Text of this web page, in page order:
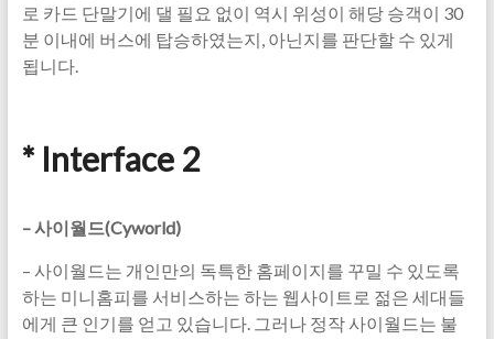
로 카드 단말기에 댈 필요 없이 역시 위성이 해당 승객이 30
분 이내에 버스에 탑승하였는지, 아닌지를 판단할 수 있게
됩니다.
* Interface 2
– 사이월드(Cyworld)
– 사이월드는 개인만의 독특한 홈페이지를 꾸밀 수 있도록
하는 미니홈피를 서비스하는 하는 웹사이트로 젊은 세대들
에게 큰 인기를 얻고 있습니다. 그러나 정작 사이월드는 불